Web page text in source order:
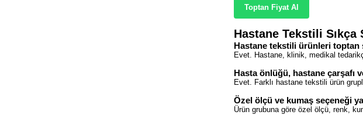
Toptan Fiyat Al
Hastane Tekstili
Hastane tekstili ürünleri toptan
Evet. Hastane, klinik, medikal
Hasta önlüğü, hastane çarşafı
Evet. Farklı hastane tekstili ürün
Özel ölçü ve kumaş seçeneği
Ürün grubuna göre özel ölçü, renk,